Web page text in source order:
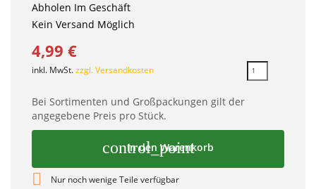
Abholen Im Geschäft
Kein Versand Möglich
4,99 €
inkl. MwSt.zzgl. Versandkosten
Bei Sortimenten und Großpackungen gilt der
angegebene Preis pro Stück.
control_point
In den Warenkorb
 Nur noch wenige Teile verfügbar